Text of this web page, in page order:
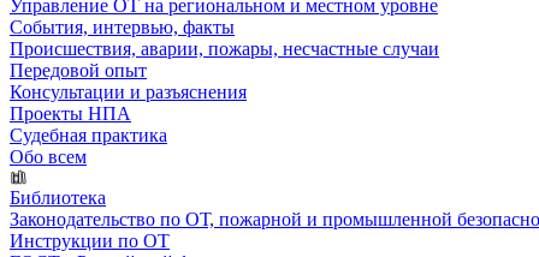
Управление ОТ на региональном и местном уровне
События, интервью, факты
Происшествия, аварии, пожары, несчастные случаи
Передовой опыт
Консультации и разъяснения
Проекты НПА
Судебная практика
Обо всем
Библиотека
Законодательство по ОТ, пожарной и промышленной
Инструкции по ОТ